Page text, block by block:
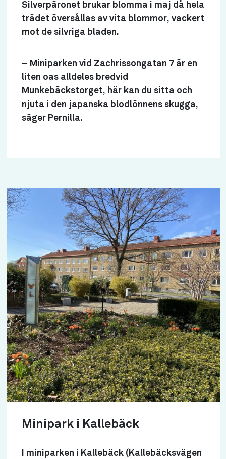
Silverpäronet brukar blomma i maj då hela
trädet översållas av vita blommor, vackert
mot de silvriga bladen.
– Miniparken vid Zachrissongatan 7 är en
liten oas alldeles bredvid
Munkebäckstorget, här kan du sitta och
njuta i den japanska blodlönnens skugga,
säger Pernilla.
Minipark i Kallebäck
I miniparken i Kallebäck (Kallebäcksvägen